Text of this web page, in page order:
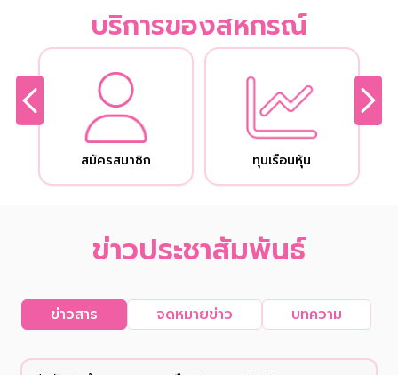
บริการของสหกรณ์
สมัครสมาชิก ทุนเรือนหุ้น
ข่าวประชาสัมพันธ์
ข่าวสาร จดหมายข่าว บทความ